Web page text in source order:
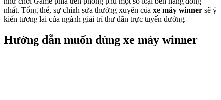
nhất. Tổng thể, sự chỉnh sửa thường xuyên của xe máy winner sẽ ý
kiến tương lai của ngành giải trí thư dãn trực tuyến đường.
Hướng dẫn muốn dùng xe máy winner